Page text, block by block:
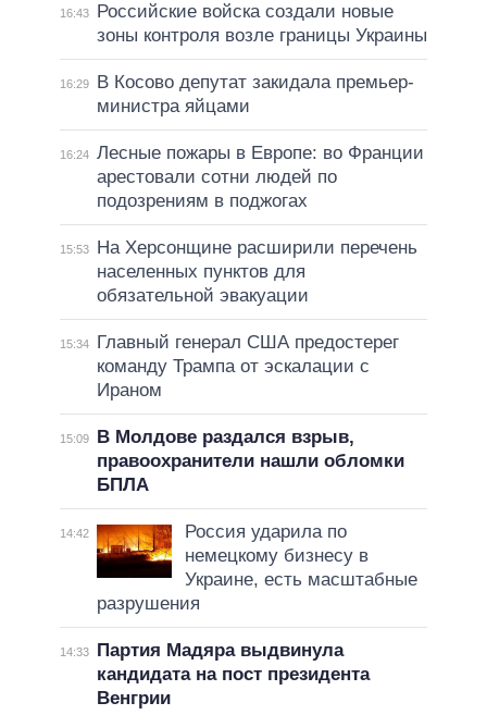
16:43
Российские войска создали новые
зоны контроля возле границы Украины
16:29
В Косово депутат закидала премьер-
министра яйцами
16:24 Лесные пожары в Европе: во Франции
арестовали сотни людей по
подозрениям в поджогах
15:53
На Херсонщине расширили перечень
населенных пунктов для
обязательной эвакуации
15:34
Главный генерал США предостерег
команду Трампа от эскалации с
Ираном
15:09
В Молдове раздался взрыв,
правоохранители нашли обломки
БПЛА
14:42
Россия ударила по
немецкому бизнесу в
Украине, есть масштабные
разрушения
14:33
Партия Мадяра выдвинула
кандидата на пост президента
Венгрии